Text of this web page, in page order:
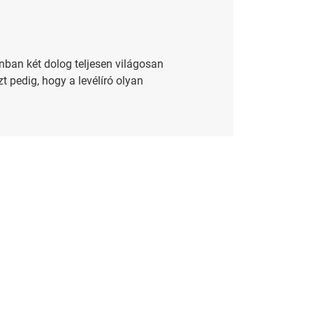
két dolog teljesen világosan
pedig, hogy a levélíró olyan